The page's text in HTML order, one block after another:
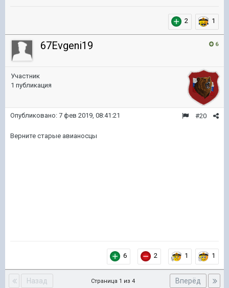
2 1
6
67Evgeni19
Участник
1 публикация
#20
Опубликовано: 7 фев 2019, 08:41:21
Верните старые авианосцы
6 2 1 1
Назад Вперёд
Страница 1 из 4